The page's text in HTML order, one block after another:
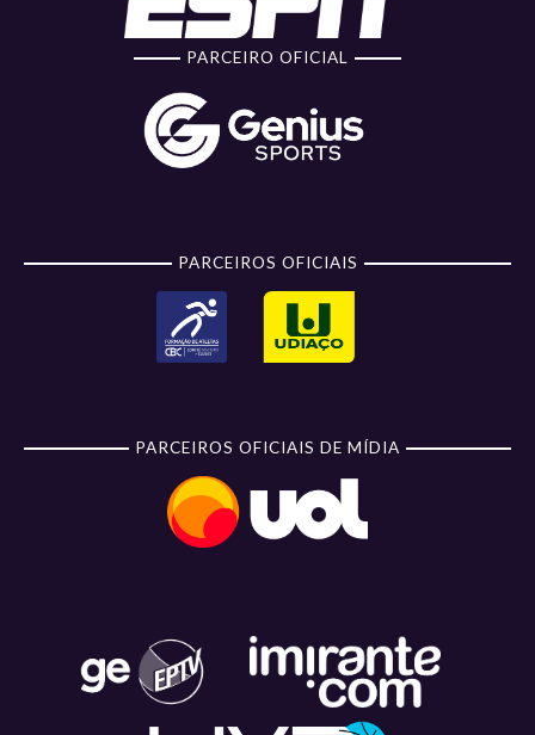
PARCEIRO OFICIAL
PARCEIROS OFICIAIS
PARCEIROS OFICIAIS DE MÍDIA